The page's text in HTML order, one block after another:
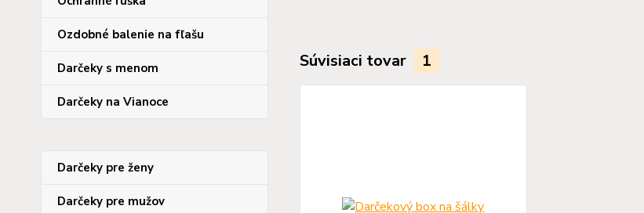
Ozdobné balenie na fľašu
Darčeky s menom
Darčeky na Vianoce
Darčeky pre ženy
Darčeky pre mužov
Súvisiaci tovar 1